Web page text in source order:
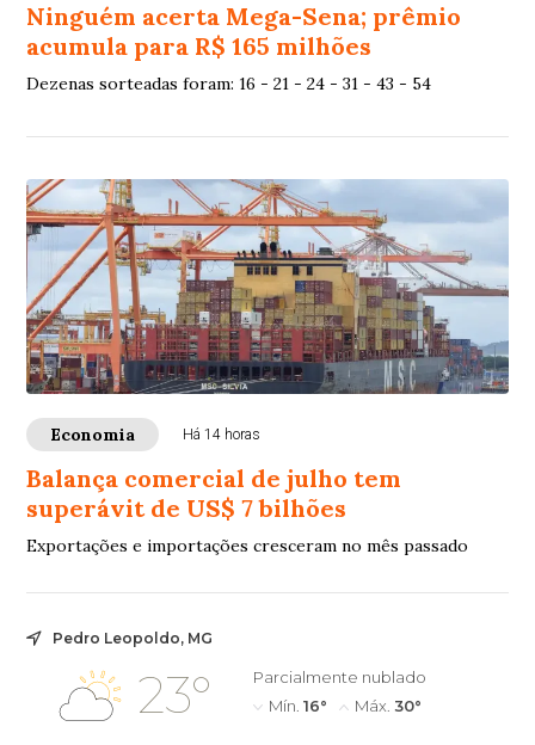
Ninguém acerta Mega-Sena; prêmio
acumula para R$ 165 milhões
Dezenas sorteadas foram: 16 - 21 - 24 - 31 - 43 - 54
Economia Há 14 horas
Balança comercial de julho tem
superávit de US$ 7 bilhões
Exportações e importações cresceram no mês passado
Pedro Leopoldo, MG
23°
Parcialmente nublado
Mín. 16° Máx. 30°